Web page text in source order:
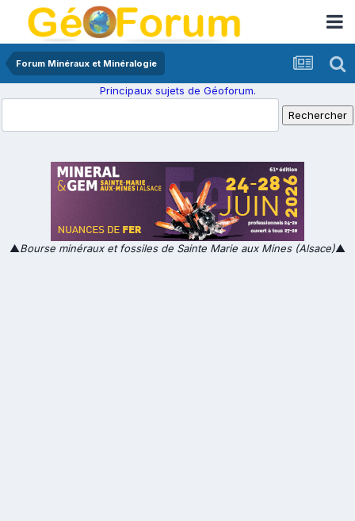
Forum Minéraux et Minéralogie
Principaux sujets de Géoforum.
▲Bourse minéraux et fossiles de Sainte Marie aux Mines (Alsace)▲